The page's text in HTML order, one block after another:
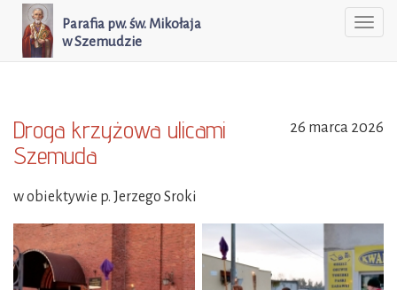
Parafia pw. św. Mikołaja
w Szemudzie
26 marca 2026
Droga krzyżowa ulicami
Szemuda
w obiektywie p. Jerzego Sroki